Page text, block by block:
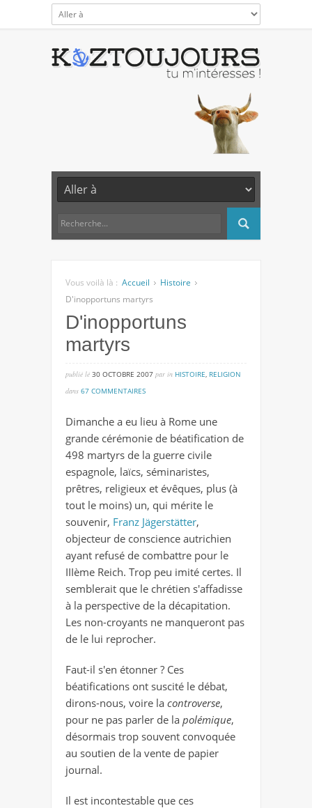
Vous voilà là : Accueil
Histoire
D'inopportuns martyrs
D'inopportuns
martyrs
publié lé 30 OCTOBRE 2007 par in HISTOIRE RELIGION
dans 67 COMMENTAIRESsur
martyrs
Dimanche a eu lieu à Rome une
grande cérémonie de béatification de
498 martyrs de la guerre civile
espagnole, laïcs, séminaristes,
prêtres, religieux et évêques, plus (à
tout le moins) un, qui mérite le
souvenir, Franz Jägerstätter,
objecteur de conscience autrichien
ayant refusé de combattre pour le
IIIème Reich. Trop peu imité certes. Il
semblerait que le chrétien s'affadisse
à la perspective de la décapitation.
Les non-croyants ne manqueront pas
de le lui reprocher.
Faut-il s'en étonner ? Ces
béatifications ont suscité le débat,
dirons-nous, voire la controverse,
pour ne pas parler de la polémique,
désormais trop souvent convoquée
au soutien de la vente de papier
journal.
Il est incontestable que ces